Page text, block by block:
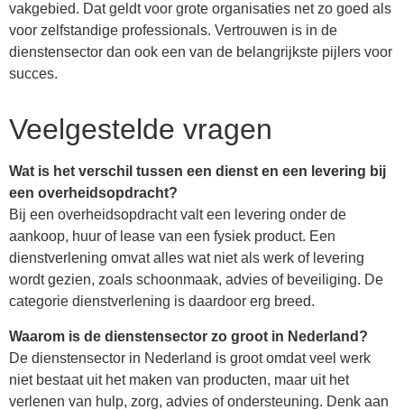
vakgebied. Dat geldt voor grote organisaties net zo goed als
voor zelfstandige professionals. Vertrouwen is in de
dienstensector dan ook een van de belangrijkste pijlers voor
succes.
Veelgestelde vragen
Wat is het verschil tussen een dienst en een levering bij
een overheidsopdracht?
Bij een overheidsopdracht valt een levering onder de
aankoop, huur of lease van een fysiek product. Een
dienstverlening omvat alles wat niet als werk of levering
wordt gezien, zoals schoonmaak, advies of beveiliging. De
categorie dienstverlening is daardoor erg breed.
Waarom is de dienstensector zo groot in Nederland?
De dienstensector in Nederland is groot omdat veel werk
niet bestaat uit het maken van producten, maar uit het
verlenen van hulp, zorg, advies of ondersteuning. Denk aan